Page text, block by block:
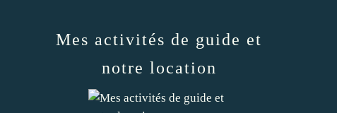
Mes activités de guide et
notre location